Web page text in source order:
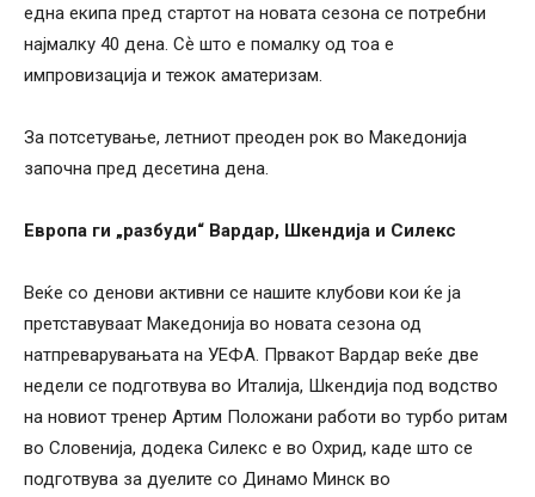
една екипа пред стартот на новата сезона се потребни
најмалку 40 дена. Сѐ што е помалку од тоа е
импровизација и тежок аматеризам.
За потсетување, летниот преоден рок во Македонија
започна пред десетина дена.
Европа ги „разбуди“ Вардар, Шкендија и Силекс
Веќе со денови активни се нашите клубови кои ќе ја
претставуваат Македонија во новата сезона од
натпреварувањата на УЕФА. Првакот Вардар веќе две
недели се подготвува во Италија, Шкендија под водство
на новиот тренер Артим Положани работи во турбо ритам
во Словенија, додека Силекс е во Охрид, каде што се
подготвува за дуелите со Динамо Минск во